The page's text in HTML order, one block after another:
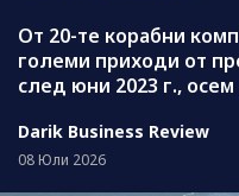
От 20-те корабни
големи приходи от
след юни 2023 г., осем
Darik Business Review
08 Юли 2026